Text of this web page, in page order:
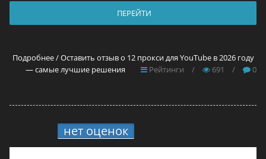
ПЕРЕЙТИ
Подробнее / Оставить отзыв о 12 прокси для YouTube в 2026 году
— самые лучшие решения
Рейтинги / 691 / 0
нет оценок